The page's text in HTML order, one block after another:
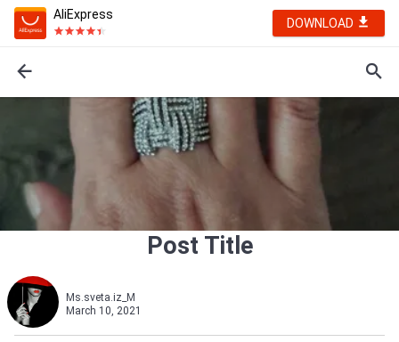
AliExpress
DOWNLOAD
Post Title
Ms.sveta.iz_M
March 10, 2021